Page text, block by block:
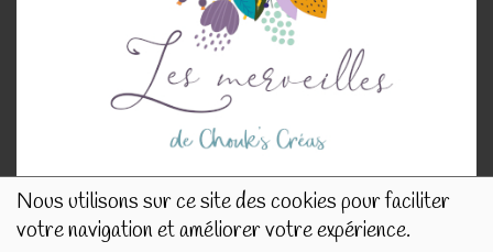
Nous utilisons sur ce site des cookies pour faciliter
votre navigation et améliorer votre expérience.
NOS INFORMATIONS